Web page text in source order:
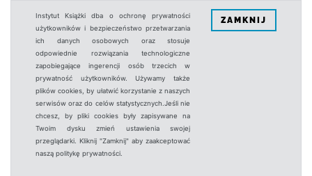
Instytut Książki dba o ochronę prywatności
użytkowników i bezpieczeństwo przetwarzania
ich danych osobowych oraz stosuje
odpowiednie rozwiązania technologiczne
zapobiegające ingerencji osób trzecich w
prywatność użytkowników. Używamy także
plików cookies, by ułatwić korzystanie z naszych
serwisów oraz do celów statystycznych.Jeśli nie
chcesz, by pliki cookies były zapisywane na
Twoim dysku zmień ustawienia swojej
przeglądarki. Kliknij "Zamknij" aby zaakceptować
naszą politykę prywatności.
ZAMKNIJ